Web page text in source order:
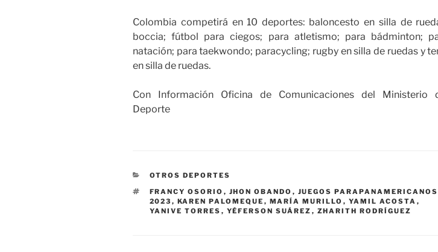
Colombia competirá en 10 deportes: baloncesto en silla de
boccia; fútbol para ciegos; para atletismo; para bádminton;
natación; para taekwondo; paracycling; rugby en silla de ruedas y
en silla de ruedas.
Con Información Oficina de Comunicaciones del Ministerio
Deporte
CATEGORÍAS
OTROS DEPORTES
ETIQUETAS
FRANCY OSORIO , JHON OBANDO , JUEGOS PARAPANAMERICANOS
2023 , KAREN PALOMEQUE , MARÍA MURILLO , YAMIL ACOSTA ,
YANIVE TORRES , YÉFERSON SUÁREZ , ZHARITH RODRÍGUEZ